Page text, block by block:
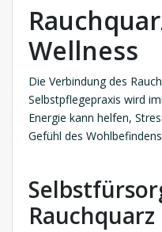
Wellness
Die Verbindung des
Selbstpflegepraxis wird
Energie kann helfen,
Gefühl des
Rauchquarz